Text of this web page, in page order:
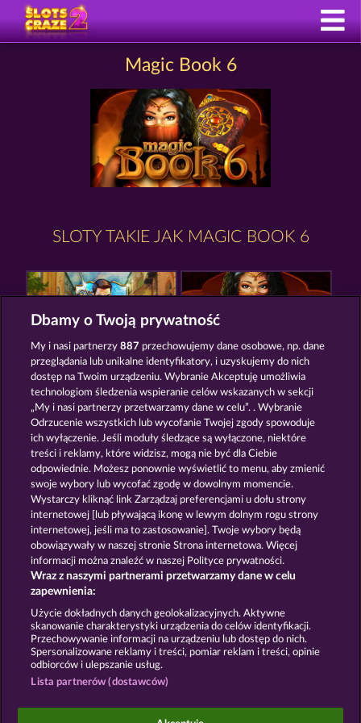
Magic Book 6
SLOTY TAKIE JAK MAGIC BOOK 6
BOOKS AND BULLS MAGIC BOOK
BOOK OF THE AGES ATLAS OF LEGENDS
Zasady i warunki Polityka prywatności
Nota prawna Firma FAQ Facebook
Prześlij wniosek o wypłatę
Gry społecznościowe mają przeznaczenie czysto
Dbamy o Twoją prywatność
My i nasi partnerzy887 przechowujemy dane osobowe, np. dane
przeglądania lub unikalne identyfikatory, i uzyskujemy do nich
dostęp na Twoim urządzeniu. Wybranie Akceptuję umożliwia
technologiom śledzenia wspieranie celów wskazanych w sekcji
„My i nasi partnerzy przetwarzamy dane w celu”. . Wybranie
Odrzucenie wszystkich lub wycofanie Twojej zgody spowoduje
ich wyłączenie. Jeśli moduły śledzące są wyłączone, niektóre
treści i reklamy, które widzisz, mogą nie być dla Ciebie
odpowiednie. Możesz ponownie wyświetlić to menu, aby zmienić
swoje wybory lub wycofać zgodę w dowolnym momencie.
Wystarczy kliknąć link Zarządzaj preferencjami u dołu strony
internetowej [lub pływającą ikonę w lewym dolnym rogu strony
internetowej, jeśli ma to zastosowanie]. Twoje wybory będą
obowiązywały w naszej stronie Strona internetowa. Więcej
informacji można znaleźć w naszej Polityce prywatności.
Wraz z naszymi partnerami przetwarzamy dane w celu
zapewnienia:
Użycie dokładnych danych geolokalizacyjnych. Aktywne
skanowanie charakterystyki urządzenia do celów identyfikacji.
Przechowywanie informacji na urządzeniu lub dostęp do nich.
Spersonalizowane reklamy i treści, pomiar reklam i treści, opinie
odbiorców i ulepszanie usług.
Lista partnerów (dostawców)